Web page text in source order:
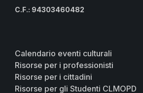
C.F.: 94303460482
Calendario eventi culturali
Risorse per i professionisti
Risorse per i cittadini
Risorse per gli Studenti CLMOPD